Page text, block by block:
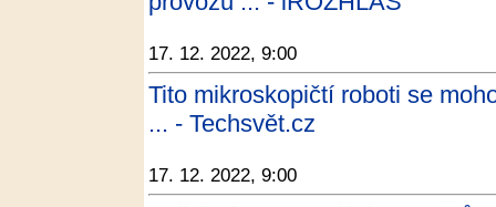
17. 12. 2022, 9:00
Tito mikroskopičtí roboti se
... - Techsvět.cz
17. 12. 2022, 9:00